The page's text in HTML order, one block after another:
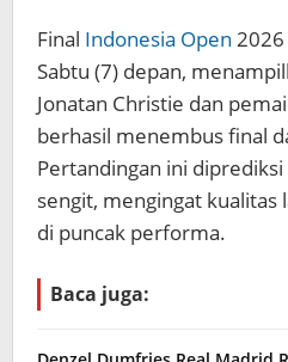
Final Indonesia Open
Sabtu (7) depan,
Jonatan Christie dan
berhasil menembus final
Pertandingan ini
sengit, mengingat kualitas
di puncak performa.
Baca juga: